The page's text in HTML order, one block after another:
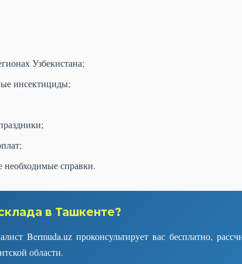
Узбекистана;
инсектициды;
необходимые справки.
в Ташкенте?
Bermuda.uz проконсультирует вас бесплатно,
области.